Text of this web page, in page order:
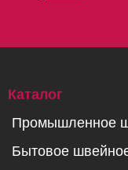
Каталог
Промышленное
Бытовое